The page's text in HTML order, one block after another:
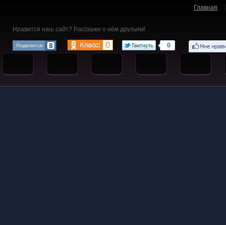
Главная
Нравится наш сайт? Расскажи о нём друзьям!